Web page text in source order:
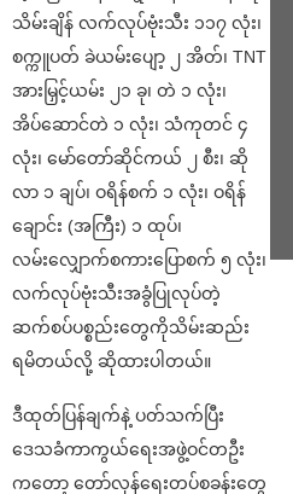
သိမ်းချိန် လက်လုပ်ဗုံးသီး ၁၁၇ လုံး၊
စက္ကူပတ် ခဲယမ်းပျော့ ၂ အိတ်၊ TNT
အားမြှင့်ယမ်း ၂၁ ခု၊ တဲ ၁ လုံး၊
အိပ်ဆောင်တဲ ၁ လုံး၊ သံကုတင် ၄
လုံး၊ မော်တော်ဆိုင်ကယ် ၂ စီး၊ ဆို
လာ ၁ ချပ်၊ ဝရိန်စက် ၁ လုံး၊ ဝရိန်
ချောင်း (အကြီး) ၁ ထုပ်၊
လမ်းလျှောက်စကားပြောစက် ၅ လုံး၊
လက်လုပ်ဗုံးသီးအခွံပြုလုပ်တဲ့
ဆက်စပ်ပစ္စည်းတွေကိုသိမ်းဆည်း
ရမိတယ်လို့ ဆိုထားပါတယ်။
ဒီထုတ်ပြန်ချက်နဲ့ ပတ်သက်ပြီး
ဒေသခံကာကွယ်ရေးအဖွဲ့ဝင်တဦး
ကတော့ တော်လှန်ရေးတပ်စခန်းတွေ